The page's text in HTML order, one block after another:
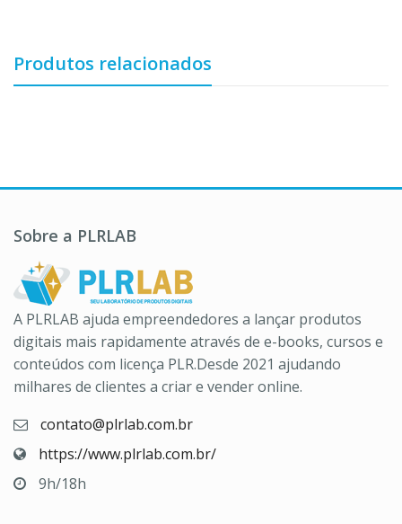
Produtos relacionados
Sobre a PLRLAB
A PLRLAB ajuda empreendedores a lançar produtos
digitais mais rapidamente através de e-books, cursos e
conteúdos com licença PLR.Desde 2021 ajudando
milhares de clientes a criar e vender online.
contato@plrlab.com.br
https://www.plrlab.com.br/
9h/18h